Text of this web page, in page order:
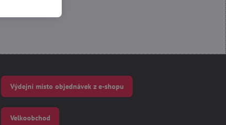
Výdejní místo objednávek z e-shopu
Velkoobchod